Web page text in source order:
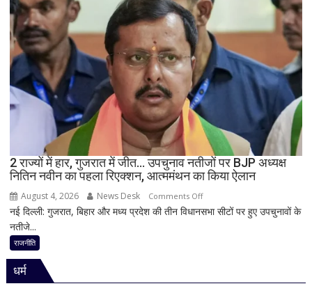
पर
विधानसभा
सीएम
योगी
का
बड़ा
बयान,
बोले-
SIT
जांच
में
मिली
2 राज्यों में हार, गुजरात में जीत… उपचुनाव नतीजों पर BJP अध्यक्ष
नितिन नवीन का पहला रिएक्शन, आत्ममंथन का किया ऐलान
August 4, 2026 News Desk Comments Offon
2
में
नई दिल्ली: गुजरात, बिहार और मध्य प्रदेश की तीन विधानसभा सीटों पर हुए उपचुनावों के
नतीजे...
राजनीति
धर्म